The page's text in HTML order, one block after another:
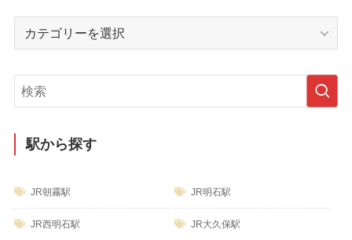
イ
ブ
リ
ー
駅から探す
JR朝霧駅 JR明石駅
JR西明石駅 JR大久保駅